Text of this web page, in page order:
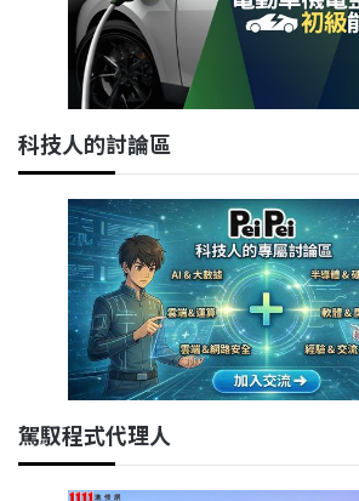
科技人的討論區
駕馭程式代理人